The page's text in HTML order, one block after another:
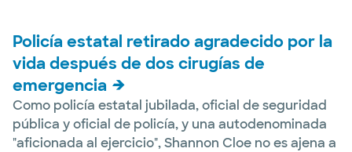
Policía estatal retirado agradecido por la
vida después de dos cirugías de
emergencia
Como policía estatal jubilada, oficial de seguridad
pública y oficial de policía, y una autodenominada
"aficionada al ejercicio", Shannon Cloe no es ajena a